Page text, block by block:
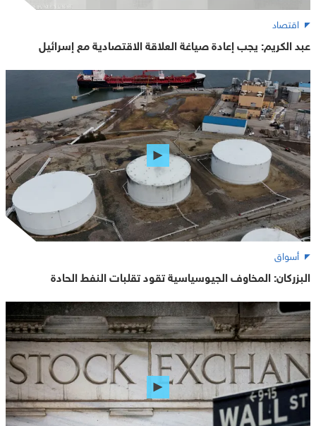
اقتصاد
عبد الكريم: يجب إعادة صياغة العلاقة الاقتصادية مع إسرائيل
أسواق
البزركان: المخاوف الجيوسياسية تقود تقلبات النفط الحادة